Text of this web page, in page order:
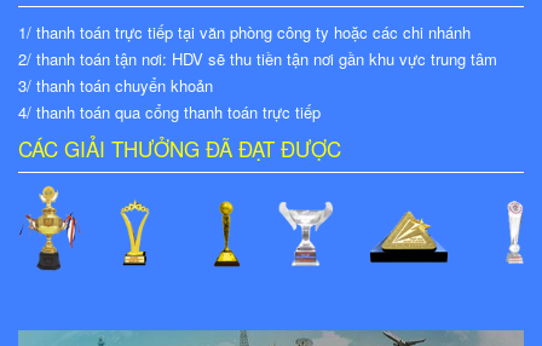
1/ thanh toán trực tiếp tại văn phòng công ty hoặc các chi nhánh
2/ thanh toán tận nơi: HDV sẽ thu tiền tận nơi gần khu vực trung tâm
3/ thanh toán chuyển khoản
4/ thanh toán qua cổng thanh toán trực tiếp
CÁC GIẢI THƯỞNG ĐÃ ĐẠT ĐƯỢC